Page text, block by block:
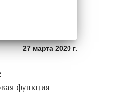
27 марта 2020 г.
функция